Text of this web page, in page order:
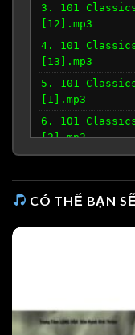
3. 101
[12].mp3
4. 101
[13].mp3
5. 101
[1].mp3
6. 101
[2].mp3
7. 101
8. 101
11. 101
[7].mp3
CÓ THỂ BẠN